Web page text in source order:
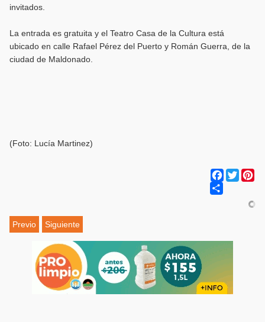
invitados.
La entrada es gratuita y el Teatro Casa de la Cultura está
ubicado en calle Rafael Pérez del Puerto y Román Guerra, de la
ciudad de Maldonado.
(Foto: Lucía Martinez)
Facebook
Twitter
Previo Siguiente